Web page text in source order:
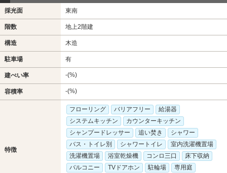
採光面 東南
階数 地上2階建
構造 木造
駐車場 有
建ぺい率 -(%)
容積率 -(%)
特徴
フローリング バリアフリー
給湯器
システムキッチン
カウンターキッチン
シャンプードレッサー
追い焚き
シャワー
バス・トイレ別
シャワートイレ
室内洗濯機置場
洗濯機置場
浴室乾燥機 コンロ三口
床下収納
バルコニー
TVドアホン 駐輪場
専用庭